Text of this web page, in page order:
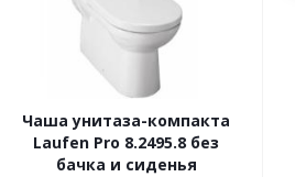
Чаша унитаза-компакта
Laufen Pro 8.2495.8 без
бачка и сиденья